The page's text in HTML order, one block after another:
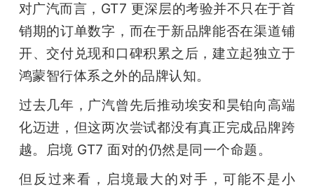
对广汽而言，GT7 更深层的考验并不只在于首
销期的订单数字，而在于新品牌能否在渠道铺
开、交付兑现和口碑积累之后，建立起独立于
鸿蒙智行体系之外的品牌认知。
过去几年，广汽曾先后推动埃安和昊铂向高端
化迈进，但这两次尝试都没有真正完成品牌跨
越。启境 GT7 面对的仍然是同一个命题。
但反过来看，启境最大的对手，可能不是小